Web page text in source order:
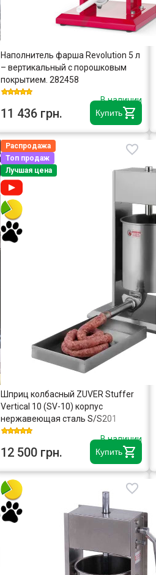
Купить
Наполнитель фарша Revolution 5 л
– вертикальный с порошковым
покрытием. 282458
В наличии
11 436 грн.
Купить
Распродажа
Топ продаж
Лучшая цена
Шприц колбасный ZUVER Stuffer
Vertical 10 (SV-10) корпус
нержавеющая сталь S/S201
(премиальная марка), крепкие
шестерни, 2 скорости, 5 насадок, 2
уплотнительных кольца
В наличии
12 500 грн.